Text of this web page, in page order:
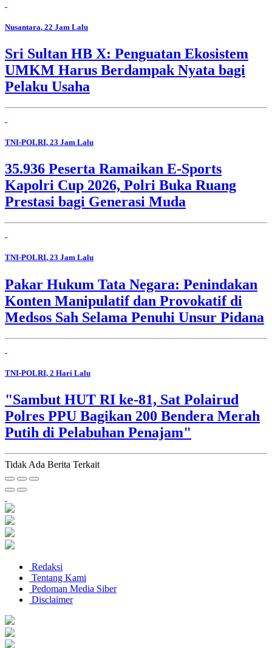
Nusantara, 22 Jam Lalu
Sri Sultan HB X: Penguatan Ekosistem
UMKM Harus Berdampak Nyata bagi
Pelaku Usaha
TNI-POLRI, 23 Jam Lalu
35.936 Peserta Ramaikan E-Sports
Kapolri Cup 2026, Polri Buka Ruang
Prestasi bagi Generasi Muda
TNI-POLRI, 23 Jam Lalu
Pakar Hukum Tata Negara: Penindakan
Konten Manipulatif dan Provokatif di
Medsos Sah Selama Penuhi Unsur Pidana
TNI-POLRI, 2 Hari Lalu
"Sambut HUT RI ke-81, Sat Polairud
Polres PPU Bagikan 200 Bendera Merah
Putih di Pelabuhan Penajam"
Tidak Ada Berita Terkait
Redaksi
Tentang Kami
Pedoman Media Siber
Disclaimer